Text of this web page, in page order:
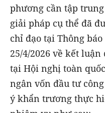
phương cần tập
giải pháp cụ thể đã
chỉ đạo tại Thông báo
25/4/2026 về kết
tại Hội nghị toàn
ngân vốn đầu tư
ý khẩn trương thực